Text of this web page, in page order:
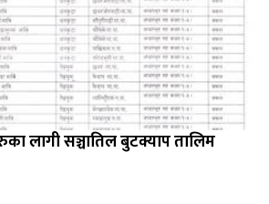
लागी सञ्चातिल बुटक्याप तालिम